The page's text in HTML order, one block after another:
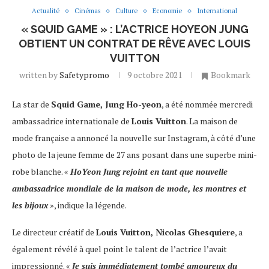
Actualité Cinémas Culture Economie International
« SQUID GAME » : L’ACTRICE HOYEON JUNG
OBTIENT UN CONTRAT DE RÊVE AVEC LOUIS
VUITTON
written bySafetypromo 9 octobre 2021 Bookmark
La star de Squid Game, Jung Ho-yeon, a été nommée mercredi
ambassadrice internationale de Louis Vuitton. La maison de
mode française a annoncé la nouvelle sur Instagram, à côté d’une
photo de la jeune femme de 27 ans posant dans une superbe mini-
robe blanche. «HoYeon Jung rejoint en tant que nouvelle
ambassadrice mondiale de la maison de mode, les montres et
les bijoux», indique la légende.
Le directeur créatif de Louis Vuitton, Nicolas Ghesquiere, a
également révélé à quel point le talent de l’actrice l’avait
impressionné. « Je suis immédiatement tombé amoureux du